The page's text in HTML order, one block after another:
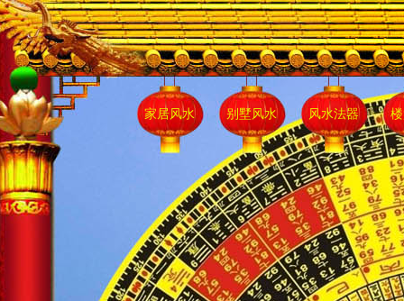
家居风水 别墅风水 风水法器